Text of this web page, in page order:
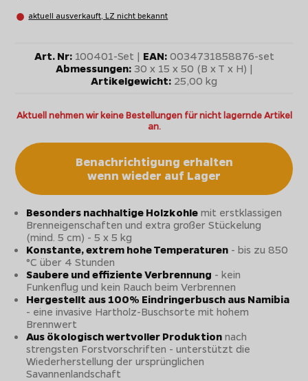
aktuell ausverkauft, LZ nicht bekannt
Art. Nr:100401-Set | EAN:0034731858876-set
Abmessungen:30 x 15 x 50 (B x T x H) |
Artikelgewicht: 25,00 kg
Aktuell nehmen wir keine Bestellungen für nicht lagernde Artikel
an.
Benachrichtigung erhalten
wenn wieder auf Lager
Besonders nachhaltige Holzkohle mit erstklassigen
Brenneigenschaften und extra großer Stückelung
(mind. 5 cm) - 5 x 5 kg
Konstante, extrem hohe Temperaturen - bis zu 850
°C über 4 Stunden
Saubere und effiziente Verbrennung - kein
Funkenflug und kein Rauch beim Verbrennen
Hergestellt aus 100% Eindringerbusch aus Namibia
- eine invasive Hartholz-Buschsorte mit hohem
Brennwert
Aus ökologisch wertvoller Produktion nach
strengsten Forstvorschriften - unterstützt die
Wiederherstellung der ursprünglichen
Savannenlandschaft